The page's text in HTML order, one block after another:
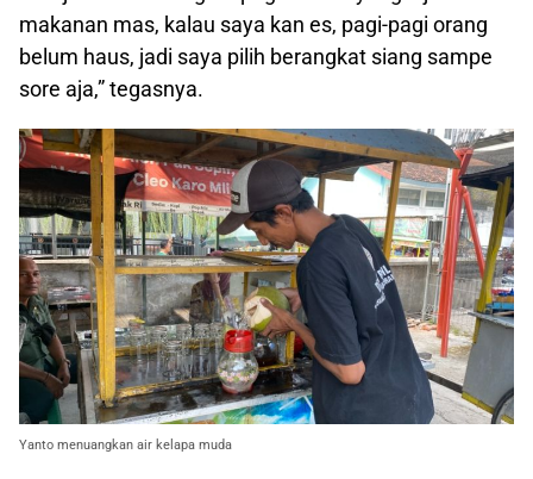
makanan mas, kalau saya kan es, pagi-pagi orang
belum haus, jadi saya pilih berangkat siang sampe
sore aja,” tegasnya.
Yanto menuangkan air kelapa muda